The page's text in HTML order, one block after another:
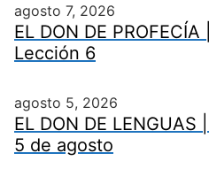
agosto 7, 2026
EL DON DE
Lección 6
agosto 5, 2026
EL DON DE
5 de agosto